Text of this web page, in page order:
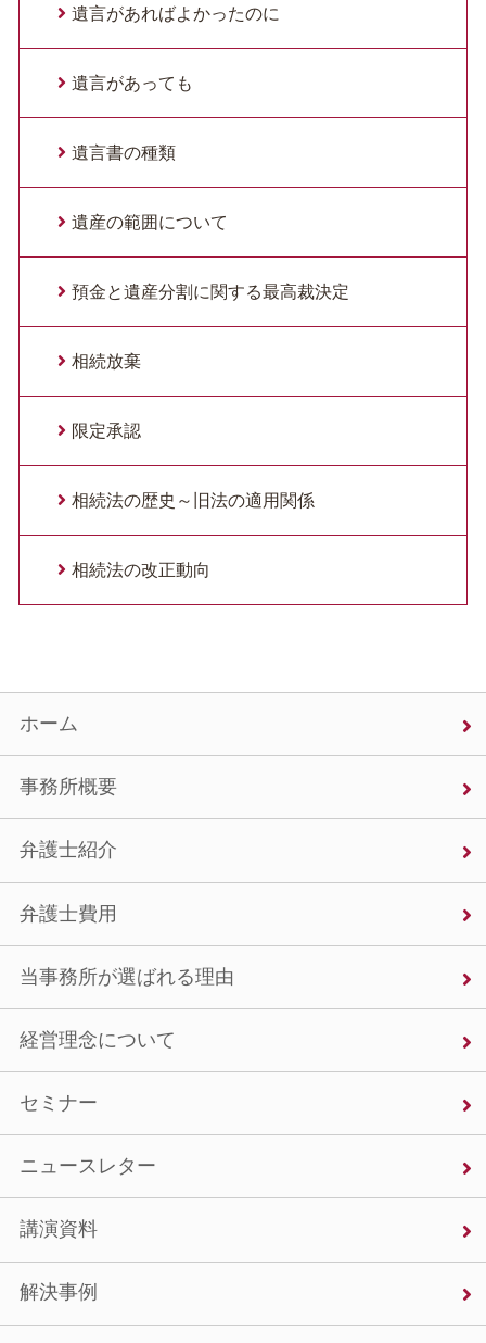
遺言があればよかったのに
遺言があっても
遺言書の種類
遺産の範囲について
預金と遺産分割に関する最高裁決定
相続放棄
限定承認
相続法の歴史～旧法の適用関係
相続法の改正動向
ホーム
事務所概要
弁護士紹介
弁護士費用
当事務所が選ばれる理由
経営理念について
セミナー
ニュースレター
講演資料
解決事例